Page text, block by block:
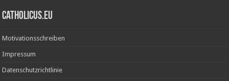
Catholicus.eu
Motivationsschreiben
Impressum
Datenschutzrichtlinie